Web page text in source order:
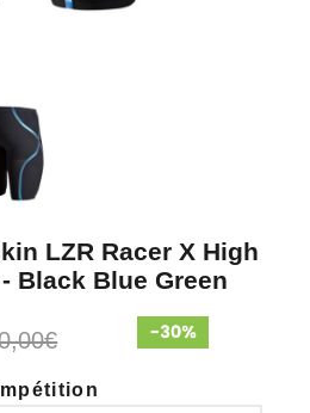
LZR Racer X High
Black Blue Green